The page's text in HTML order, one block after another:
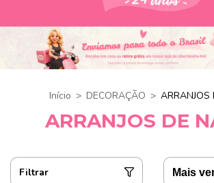
Início > DECORAÇÃO > ARRANJOS
ARRANJOS DE
Filtrar